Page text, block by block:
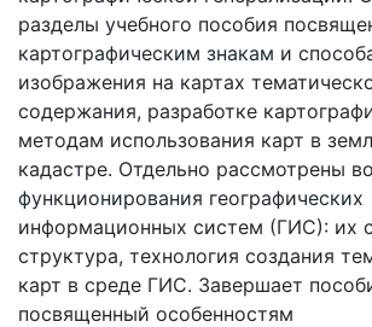
разделы учебного пособия
картографическим знакам и
изображения на картах
содержания, разработке
методам использования карт в
кадастре. Отдельно рассмотрены
функционирования географических
информационных систем (ГИС): их
структура, технология создания
карт в среде ГИС. Завершает
посвященный особенностям